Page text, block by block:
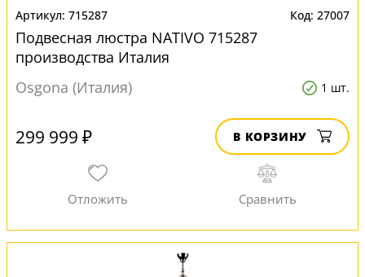
715287 27007
Подвесная люстра NATIVO 715287
производства Италия
Osgona (Италия)
1 шт.
299 999 ₽ В КОРЗИНУ